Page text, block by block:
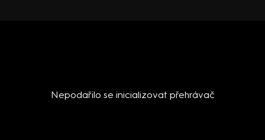
Nepodařilo se inicializovat přehrávač